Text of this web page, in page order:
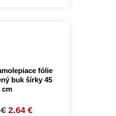
fólie
buk šírky 45
cm
2.64 €